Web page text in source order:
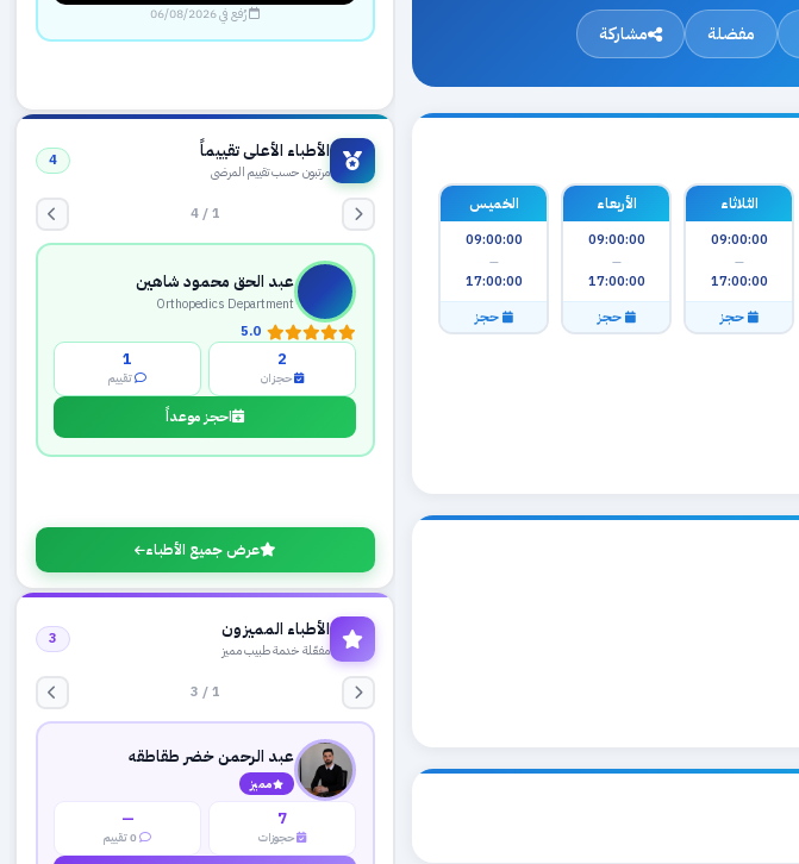
مفضلة مشاركة
الثلاثاء
09:00:00
—
17:00:00
حجز
الأربعاء
09:00:00
—
17:00:00
حجز
الخميس
09:00:00
—
17:00:00
حجز
رُفع في 06/08/2026
الأطباء الأعلى تقييماً
مرتبون حسب تقييم المرضى
4
1 / 4
عبد الحق محمود شاهين
Orthopedics Department
5.0
2
حجزان
1
تقييم
احجز موعداً
عرض جميع الأطباء
الأطباء المميزون
مفعّلة خدمة طبيب مميز
3
1 / 3
عبد الرحمن خضر طقاطقه
مميز
7
حجوزات
—